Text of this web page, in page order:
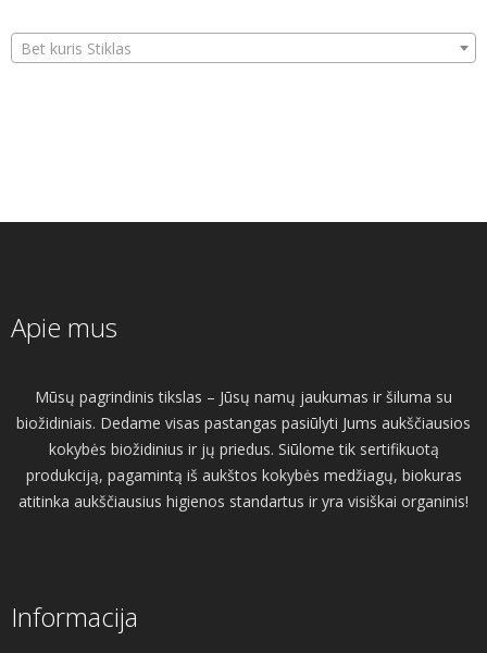
Bet kuris Stiklas
Apie mus
Mūsų pagrindinis tikslas – Jūsų namų jaukumas ir šiluma su
biožidiniais. Dedame visas pastangas pasiūlyti Jums aukščiausios
kokybės biožidinius ir jų priedus. Siūlome tik sertifikuotą
produkciją, pagamintą iš aukštos kokybės medžiagų, biokuras
atitinka aukščiausius higienos standartus ir yra visiškai organinis!
Informacija